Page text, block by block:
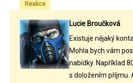
Reakce
Lucie Broučková
Existuje nějaký
Mohla bych vám
nabídky. Například
s doložením příjmu.